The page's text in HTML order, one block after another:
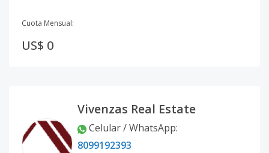
Cuota Mensual:
US$ 0
Vivenzas Real Estate
Celular / WhatsApp:
8099192393